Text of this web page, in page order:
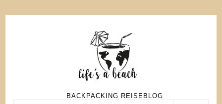
BACKPACKING REISEBLOG